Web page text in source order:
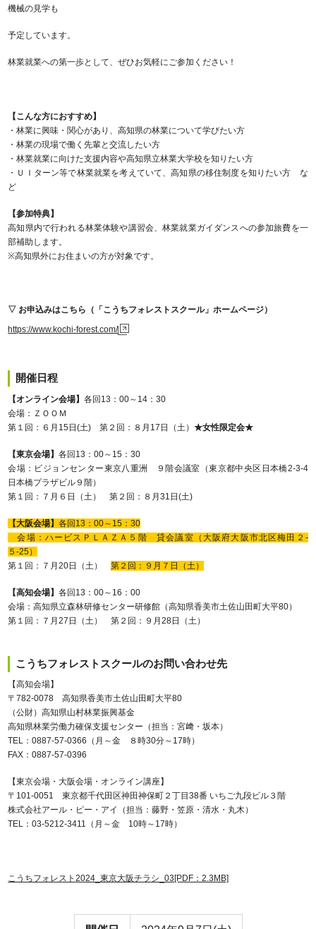
機械の見学も
予定しています。
林業就業への第一歩として、ぜひお気軽にご参加ください！
【こんな方におすすめ】
・林業に興味・関心があり、高知県の林業について学びたい方
・林業の現場で働く先輩と交流したい方
・林業就業に向けた支援内容や高知県立林業大学校を知りたい方
・ＵＩターン等で林業就業を考えていて、高知県の移住制度を知りたい方 な
ど
【参加特典】
高知県内で行われる林業体験や講習会、林業就業ガイダンスへの参加旅費を一
部補助します。
※高知県外にお住まいの方が対象です。
▽ お申込みはこちら（「こうちフォレストスクール」ホームページ）
https://www.kochi-forest.com/
開催日程
【オンライン会場】各回13：00～14：30
会場：ＺＯＯＭ
第１回：６月15日(土) 第２回：８月17日（土）★女性限定会★
【東京会場】各回13：00～15：30
会場：ビジョンセンター東京八重洲 ９階会議室（東京都中央区日本橋2-3-4
日本橋プラザビル９階）
第１回：７月６日（土） 第２回：８月31日(土)
【大阪会場】各回13：00～15：30
会場：ハービスＰＬＡＺＡ５階 貸会議室（大阪府大阪市北区梅田２-
５-25）
第１回：７月20日（土）第２回：９月７日（土）
【高知会場】各回13：00～16：00
会場：高知県立森林研修センター研修館（高知県香美市土佐山田町大平80）
第１回：７月27日（土） 第２回：９月28日（土）
こうちフォレストスクールのお問い合わせ先
【高知会場】
〒782-0078 高知県香美市土佐山田町大平80
（公財）高知県山村林業振興基金
高知県林業労働力確保支援センター（担当：宮﨑・坂本）
TEL：0887-57-0366（月～金 ８時30分～17時）
FAX：0887-57-0396
【東京会場・大阪会場・オンライン講座】
〒101-0051 東京都千代田区神田神保町２丁目38番 いちご九段ビル３階
株式会社アール・ピー・アイ（担当：藤野・笠原・清水・丸木）
TEL：03-5212-3411（月～金 10時～17時）
こうちフォレスト2024_東京大阪チラシ_03[PDF：2.3MB]